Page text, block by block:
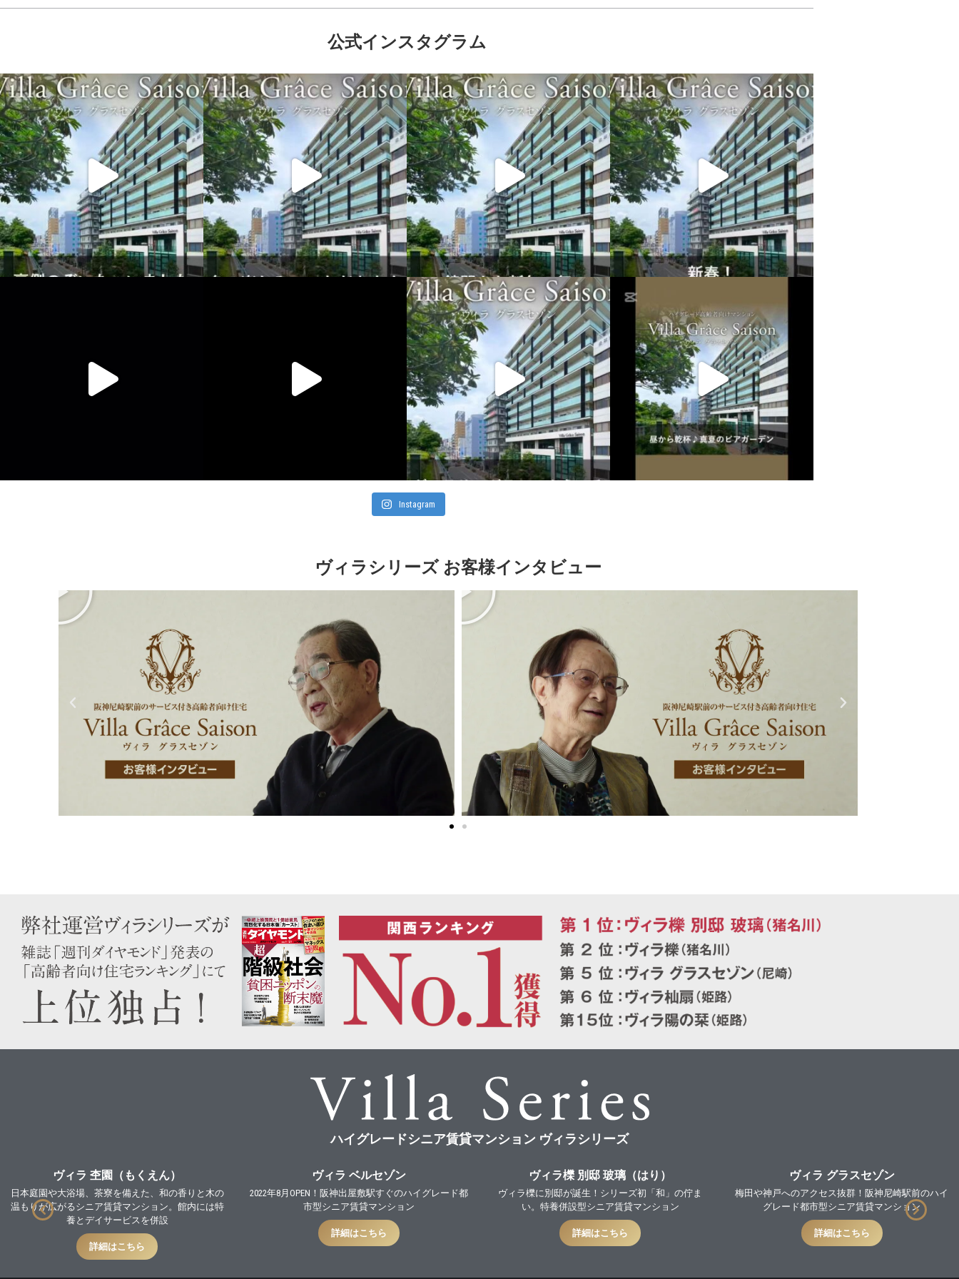
公式インスタグラム
Instagram
ヴィラシリーズ お客様インタビュー
ハイグレードシニア賃貸マンション ヴィラシリーズ
ヴィラ 杢園（もくえん）
日本庭園や大浴場、茶寮を備えた、和の香りと木の
温もりが広がるシニア賃貸マンション。館内には特
養とデイサービスを併設
詳細はこちら
ヴィラ ベルセゾン
2022年8月OPEN！阪神出屋敷駅すぐのハイグレード都
市型シニア賃貸マンション
詳細はこちら
ヴィラ櫟 別邸 玻璃（はり）
ヴィラ櫟に別邸が誕生！シリーズ初「和」の佇ま
い。特養併設型シニア賃貸マンション
詳細はこちら
ヴィラ グラスセゾン
梅田や神戸へのアクセス抜群！阪神尼崎駅前のハイ
グレード都市型シニア賃貸マンション
詳細はこちら